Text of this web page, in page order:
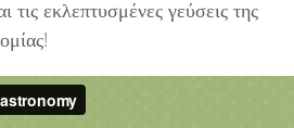
τις εκλεπτυσμένες γεύσεις της